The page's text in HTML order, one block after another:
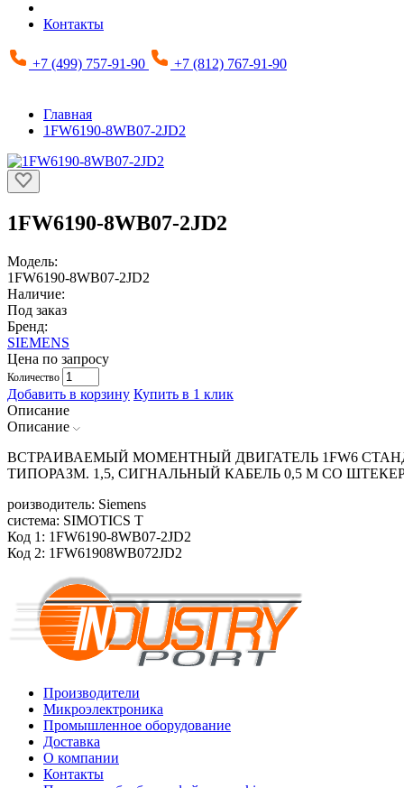
Контакты
+7 (499) 757-91-90 +7 (812) 767-91-90
Главная
1FW6190-8WB07-2JD2
1FW6190-8WB07-2JD2
Модель:
1FW6190-8WB07-2JD2
Наличие:
Под заказ
Бренд:
SIEMENS
Цена по запросу
Количество
Добавить в корзину Купить в 1 клик
Описание
Описание
ВСТРАИВАЕМЫЙ МОМЕНТНЫЙ ДВИГАТЕЛЬ 1FW6
ТИПОРАЗМ. 1,5, СИГНАЛЬНЫЙ КАБЕЛЬ 0,5 М СО
роизводитель: Siemens
система: SIMOTICS T
Код 1: 1FW6190-8WB07-2JD2
Код 2: 1FW61908WB072JD2
Производители
Микроэлектроника
Промышленное оборудование
Доставка
О компании
Контакты